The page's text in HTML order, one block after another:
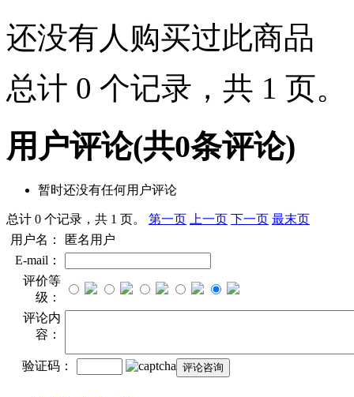
还没有人购买过此商品
总计 0 个记录，共 1 页。
用户评论(共0条评论)
暂时还没有任何用户评论
总计 0 个记录，共 1 页。 第一页 上一页 下一页 最末页
用户名：
匿名用户
E-mail：
评价等
级：
评论内
容：
验证码：